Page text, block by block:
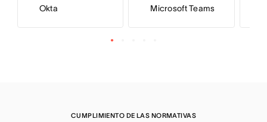
Okta Microsoft Teams
CUMPLIMIENTO DE LAS NORMATIVAS